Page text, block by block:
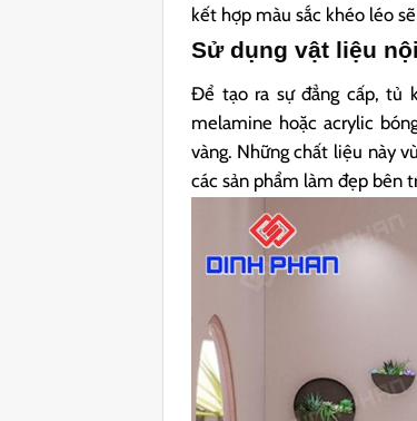
kết hợp màu sắc khéo léo
Sử dụng vật liệu
Để tạo ra sự đẳng cấp, tủ
melamine hoặc acrylic
vàng. Những chất liệu này
các sản phẩm làm đẹp bên